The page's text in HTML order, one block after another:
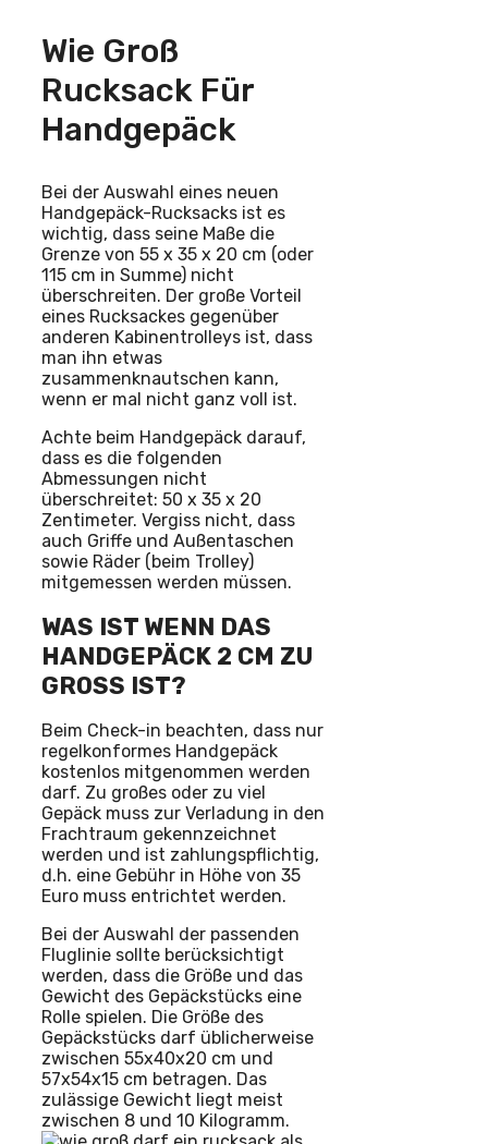
Wie Groß
Rucksack Für
Handgepäck
Bei der Auswahl eines neuen
Handgepäck-Rucksacks ist es
wichtig, dass seine Maße die
Grenze von 55 x 35 x 20 cm (oder
115 cm in Summe) nicht
überschreiten. Der große Vorteil
eines Rucksackes gegenüber
anderen Kabinentrolleys ist, dass
man ihn etwas
zusammenknautschen kann,
wenn er mal nicht ganz voll ist.
Achte beim Handgepäck darauf,
dass es die folgenden
Abmessungen nicht
überschreitet: 50 x 35 x 20
Zentimeter. Vergiss nicht, dass
auch Griffe und Außentaschen
sowie Räder (beim Trolley)
mitgemessen werden müssen.
WAS IST WENN DAS
HANDGEPÄCK 2 CM ZU
GROSS IST?
Beim Check-in beachten, dass nur
regelkonformes Handgepäck
kostenlos mitgenommen werden
darf. Zu großes oder zu viel
Gepäck muss zur Verladung in den
Frachtraum gekennzeichnet
werden und ist zahlungspflichtig,
d.h. eine Gebühr in Höhe von 35
Euro muss entrichtet werden.
Bei der Auswahl der passenden
Fluglinie sollte berücksichtigt
werden, dass die Größe und das
Gewicht des Gepäckstücks eine
Rolle spielen. Die Größe des
Gepäckstücks darf üblicherweise
zwischen 55x40x20 cm und
57x54x15 cm betragen. Das
zulässige Gewicht liegt meist
zwischen 8 und 10 Kilogramm.